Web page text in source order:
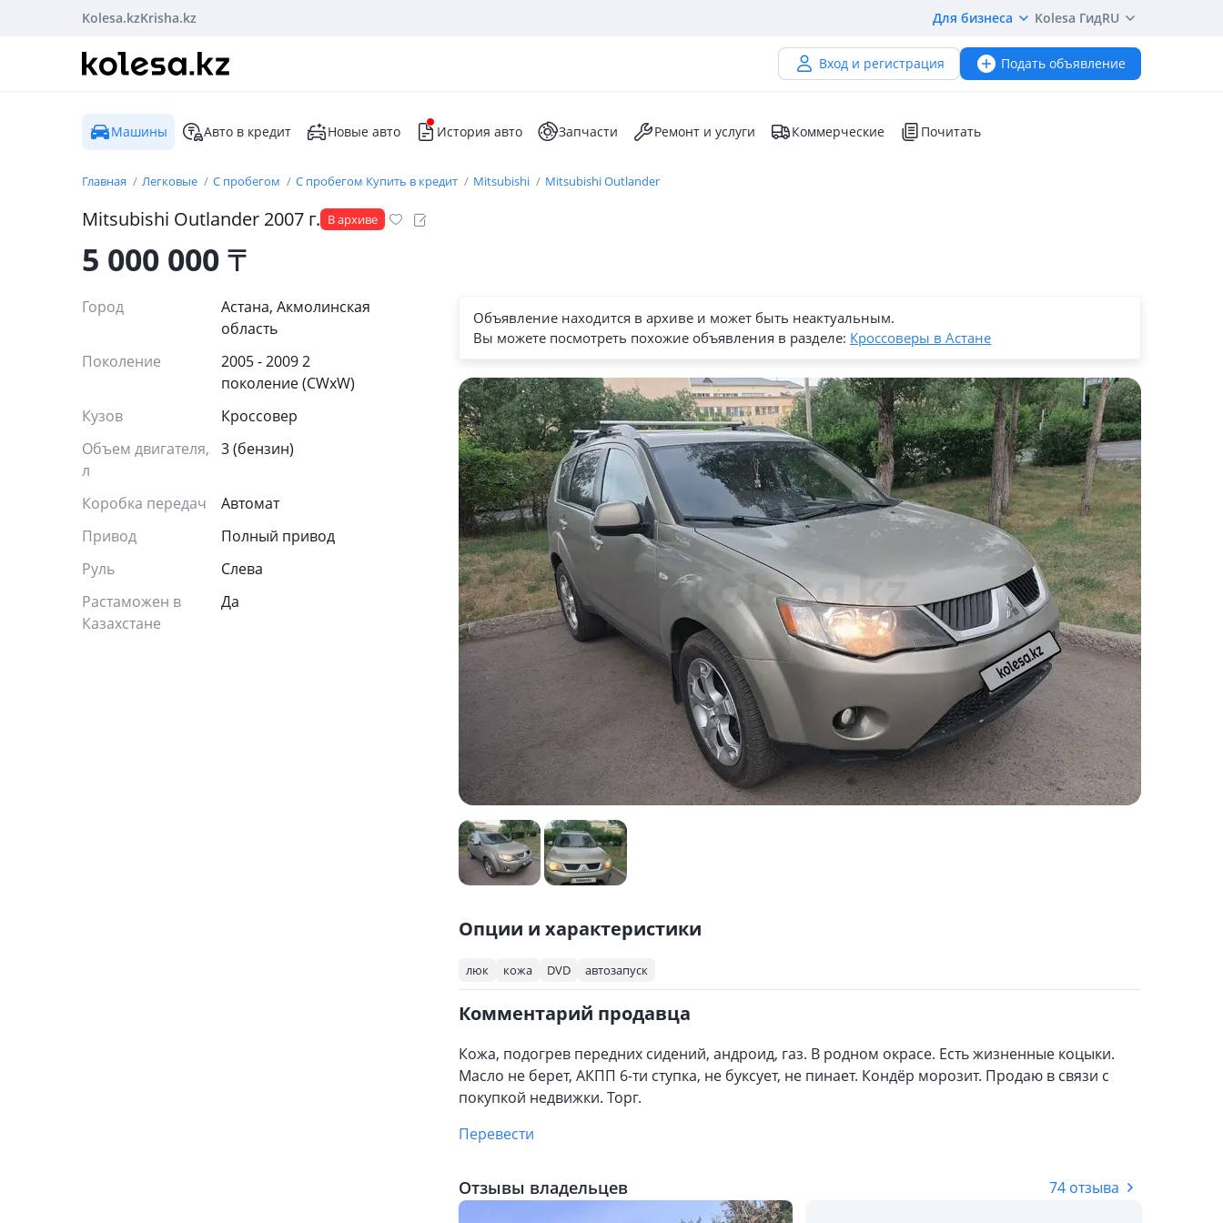
Kolesa.kzKrisha.kz Для бизнеса Kolesa ГидRU
Вход и регистрация Подать объявление
Машины Авто в кредит Новые авто История авто Запчасти Ремонт и услуги Коммерческие Почитать
Главная Легковые С пробегом С пробегом Купить в кредит Mitsubishi Mitsubishi Outlander
Mitsubishi Outlander 2007 г. В архиве
5 000 000₸
Город
Астана, Акмолинская
область
Поколение
2005 - 2009 2
поколение (CWxW)
Кузов
Кроссовер
Объем двигателя,
л
3 (бензин)
Коробка передач
Автомат
Привод
Полный привод
Руль
Слева
Растаможен в
Казахстане
Да
Объявление находится в архиве и может быть неактуальным.
Вы можете посмотреть похожие объявления в разделе: Кроссоверы в Астане
Опции и характеристики
люк кожа DVD автозапуск
Комментарий продавца
Кожа, подогрев передних сидений, андроид, газ. В родном окрасе. Есть жизненные коцыки.
Масло не берет, АКПП 6-ти ступка, не буксует, не пинает. Кондёр морозит. Продаю в связи с
покупкой недвижки. Торг.
Перевести
Отзывы владельцев 74 отзыва